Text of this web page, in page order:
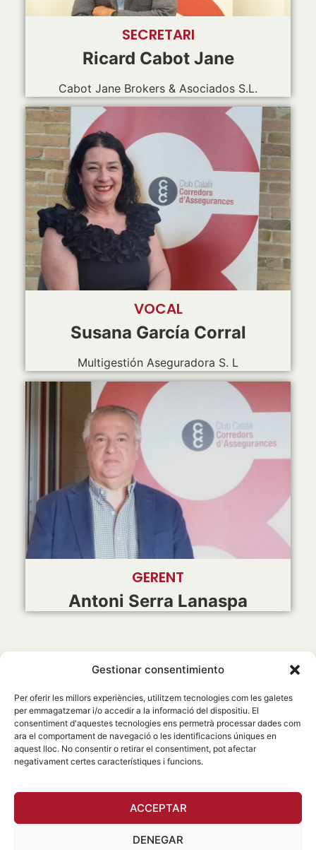
Gestionar consentimiento
Per oferir les millors experiències, utilitzem tecnologies com les galetes
per emmagatzemar i/o accedir a la informació del dispositiu. El
consentiment d'aquestes tecnologies ens permetrà processar dades com
ara el comportament de navegació o les identificacions úniques en
aquest lloc. No consentir o retirar el consentiment, pot afectar
negativament certes característiques i funcions.
ACCEPTAR
DENEGAR
SECRETARI
Ricard Cabot Jane
Cabot Jane Brokers & Asociados S.L.
VOCAL
Susana García Corral
Multigestión Aseguradora S. L
GERENT
Antoni Serra Lanaspa
649 80 11 86
info@cccorredors.com
Inici
Qui som
Espai clients
Espai Corredors
Notícies
Articles
Accés a socis
Política de privacitat
Política de cookies